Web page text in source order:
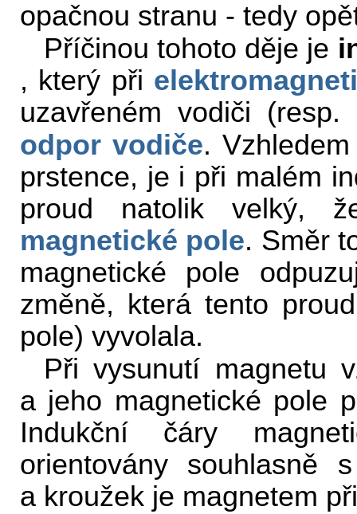
opačnou stranu - tedy
Příčinou tohoto děje je
, který při
uzavřeném vodiči
odpor vodiče.
prstence, je i při malém
proud natolik velký,
magnetické pole. Směr
magnetické pole
změně, která tento
pole) vyvolala.
Při vysunutí magnetu
a jeho magnetické pole
Indukční čáry
orientovány souhlasně
a kroužek je magnetem